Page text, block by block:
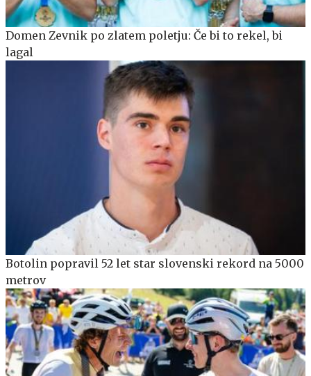
Domen Zevnik po zlatem poletju: Če bi to rekel, bi
lagal
Botolin popravil 52 let star slovenski rekord na 5000
metrov